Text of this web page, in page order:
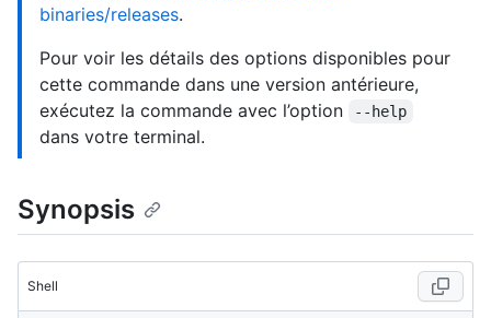
binaries/releases.
Pour voir les détails des options disponibles pour
cette commande dans une version antérieure,
exécutez la commande avec l’option
--help
dans votre terminal.
Synopsis
Shell